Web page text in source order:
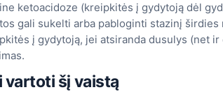
ketoacidoze (kreipkitės į gydytoją dėl
gali sukelti arba pabloginti stazinį
į gydytoją, jei atsiranda dusulys (net
vartoti šį vaistą